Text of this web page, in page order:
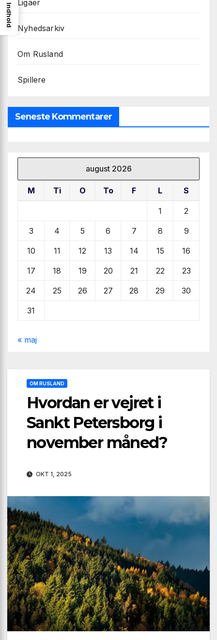
Ligaer
Nyhedsarkiv
Om Rusland
Spillere
Seneste Kommentarer
august 2026
M Ti O To F L S
1 2
3 4 5 6 7 8 9
10 11 12 13 14 15 16
17 18 19 20 21 22 23
24 25 26 27 28 29 30
31
« maj
OM RUSLAND
Hvordan er vejret i
Sankt Petersborg i
november måned?
OKT 1, 2025
Indhold